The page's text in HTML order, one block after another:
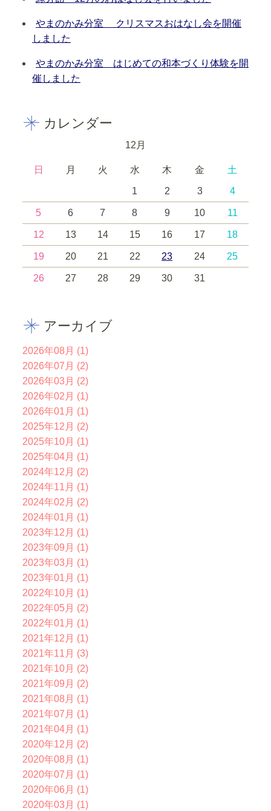
やまのかみ分室 クリスマスおはなし会を開催
しました
やまのかみ分室 はじめての和本づくり体験を開
催しました
カレンダー
12月
日 月 火 水 木 金 土
1 2 3 4
5 6 7 8 9 10 11
12 13 14 15 16 17 18
19 20 21 22 23 24 25
26 27 28 29 30 31
アーカイブ
2026年08月 (1)
2026年07月 (2)
2026年03月 (2)
2026年02月 (1)
2026年01月 (1)
2025年12月 (2)
2025年10月 (1)
2025年04月 (1)
2024年12月 (2)
2024年11月 (1)
2024年02月 (2)
2024年01月 (1)
2023年12月 (1)
2023年09月 (1)
2023年03月 (1)
2023年01月 (1)
2022年10月 (1)
2022年05月 (2)
2022年01月 (1)
2021年12月 (1)
2021年11月 (3)
2021年10月 (2)
2021年09月 (2)
2021年08月 (1)
2021年07月 (1)
2021年04月 (1)
2020年12月 (2)
2020年08月 (1)
2020年07月 (1)
2020年06月 (1)
2020年03月 (1)